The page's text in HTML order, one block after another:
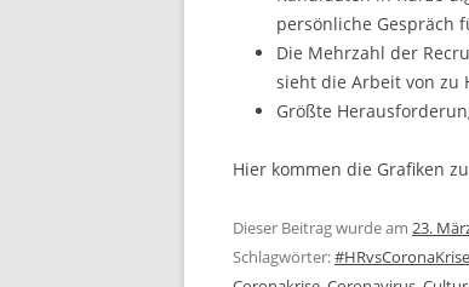
persönliche Gespräch
Die Mehrzahl der
sieht die Arbeit von zu
Größte
Hier kommen die Grafiken
Dieser Beitrag wurde am 23.
Schlagwörter:#HRvsCoronaKrise